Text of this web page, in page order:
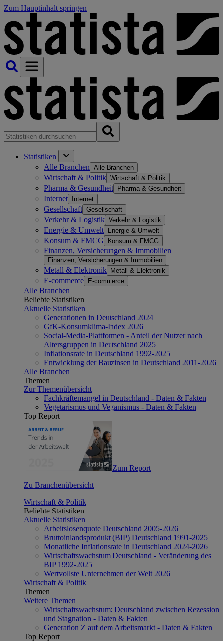
Zum Hauptinhalt springen
Statistiken
Alle Branchen Alle Branchen
Wirtschaft & Politik Wirtschaft & Politik
Pharma & Gesundheit Pharma & Gesundheit
Internet Internet
Gesellschaft Gesellschaft
Verkehr & Logistik Verkehr & Logistik
Energie & Umwelt Energie & Umwelt
Konsum & FMCG Konsum & FMCG
Finanzen, Versicherungen & Immobilien
Finanzen, Versicherungen & Immobilien
Metall & Elektronik Metall & Elektronik
E-commerce E-commerce
Alle Branchen
Beliebte Statistiken
Aktuelle Statistiken
Generationen in Deutschland 2024
GfK-Konsumklima-Index 2026
Social-Media-Plattformen - Anteil der Nutzer nach
Altersgruppen in Deutschland 2025
Inflationsrate in Deutschland 1992-2025
Entwicklung der Bauzinsen in Deutschland 2011-2026
Alle Branchen
Themen
Zur Themenübersicht
Fachkräftemangel in Deutschland - Daten & Fakten
Vegetarismus und Veganismus - Daten & Fakten
Top Report
Zum Report
Zu Branchenübersicht
Wirtschaft & Politik
Beliebte Statistiken
Aktuelle Statistiken
Arbeitslosenquote Deutschland 2005-2026
Bruttoinlandsprodukt (BIP) Deutschland 1991-2025
Monatliche Inflationsrate in Deutschland 2024-2026
Wirtschaftswachstum Deutschland - Veränderung des
BIP 1992-2025
Wertvollste Unternehmen der Welt 2026
Wirtschaft & Politik
Themen
Weitere Themen
Wirtschaftswachstum: Deutschland zwischen Rezession
und Stagnation - Daten & Fakten
Generation Z auf dem Arbeitsmarkt - Daten & Fakten
Top Report